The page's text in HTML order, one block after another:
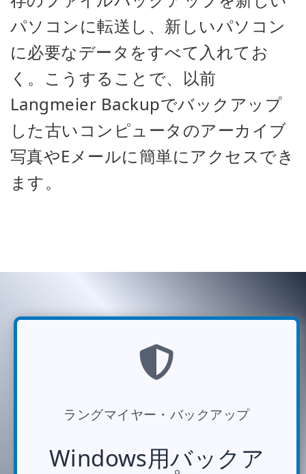
パソコンに転送し、新しいパソコン
に必要なデータをすべて入れてお
く。こうすることで、以前
Langmeier Backupでバックアップ
した古いコンピュータのアーカイブ
写真やEメールに簡単にアクセスでき
ます。
ラングマイヤー・バックアップ
Windows用バックア